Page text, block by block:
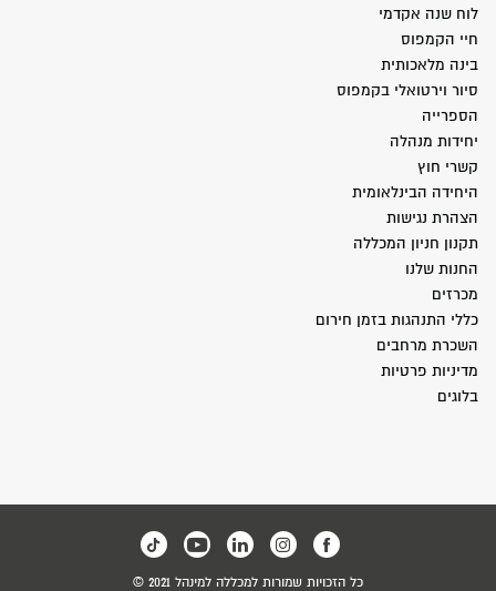
לוח שנה אקדמי
חיי הקמפוס
בינה מלאכותית
סיור וירטואלי בקמפוס
הספרייה
יחידות מנהלה
קשרי חוץ
היחידה הבינלאומית
הצהרת נגישות
תקנון חניון המכללה
החנות שלנו
מכרזים
כללי התנהגות בזמן חירום
השכרת מרחבים
מדיניות פרטיות
בלוגים
כל הזכויות שמורות למכללה למינהל 2021 ©